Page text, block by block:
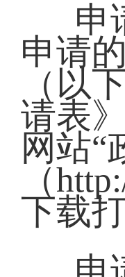
申
申请
（以
请表
网站“
（
下载打